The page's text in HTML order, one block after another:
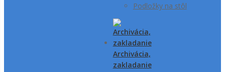
Podložky na stôl
Archivácia,
zakladanie